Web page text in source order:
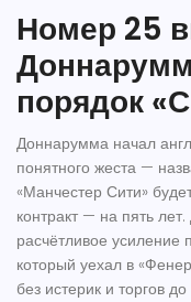
Номер 25
порядок
Доннарумма начал
понятного жеста —
«Манчестер Сити»
контракт — на пять
расчётливое усиление
который уехал в
без истерик и торгов